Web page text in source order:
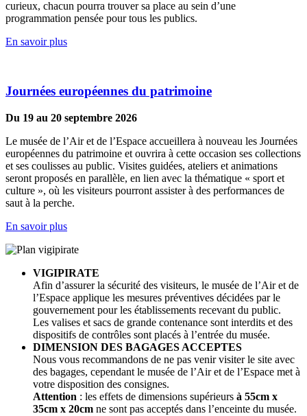
curieux, chacun pourra trouver sa place au sein d’une
programmation pensée pour tous les publics.
En savoir plus
Journées européennes du patrimoine
Du 19 au 20 septembre 2026
Le musée de l’Air et de l’Espace accueillera à nouveau les Journées
européennes du patrimoine et ouvrira à cette occasion ses collections
et ses coulisses au public. Visites guidées, ateliers et animations
seront proposés en parallèle, en lien avec la thématique « sport et
culture », où les visiteurs pourront assister à des performances de
saut à la perche.
En savoir plus
VIGIPIRATE
Afin d’assurer la sécurité des visiteurs, le musée de l’Air et de
l’Espace applique les mesures préventives décidées par le
gouvernement pour les établissements recevant du public.
Les valises et sacs de grande contenance sont interdits et des
dispositifs de contrôles sont placés à l’entrée du musée.
DIMENSION DES BAGAGES ACCEPTES
Nous vous recommandons de ne pas venir visiter le site avec
des bagages, cependant le musée de l’Air et de l’Espace met à
votre disposition des consignes.
Attention : les effets de dimensions supérieurs à 55cm x
35cm x 20cm ne sont pas acceptés dans l’enceinte du musée.